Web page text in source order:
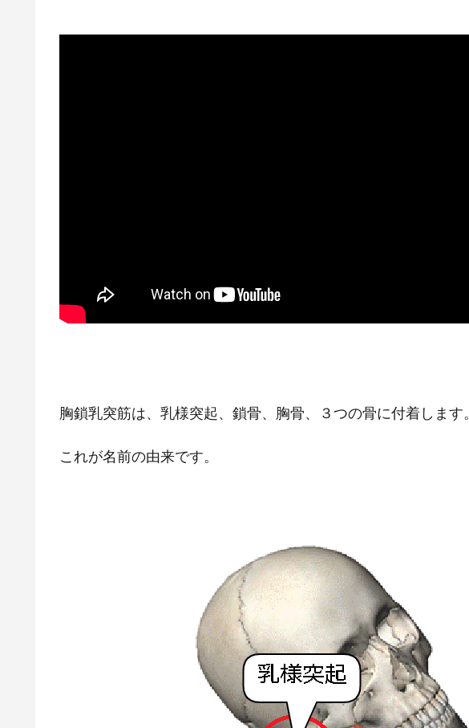
胸鎖乳突筋は、乳様突起、鎖骨、胸骨、３つの骨に付着します。
これが名前の由来です。